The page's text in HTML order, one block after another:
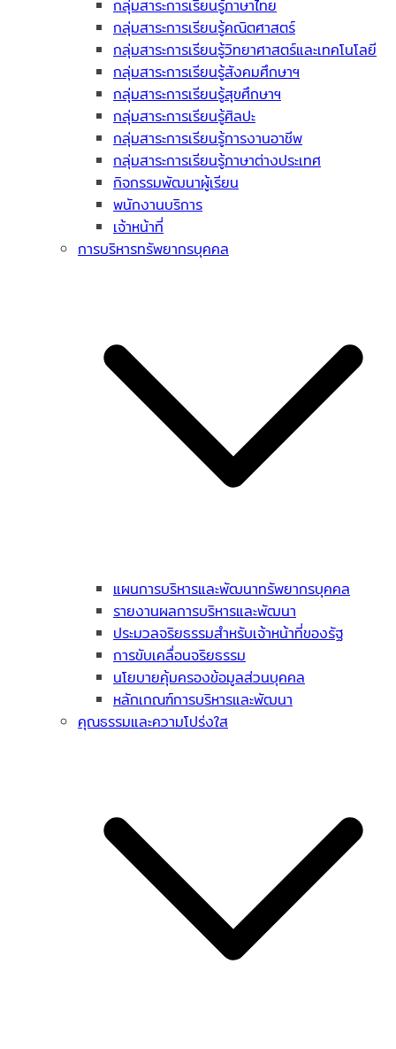
กลุ่มสาระการเรียนรู้ภาษาไทย
กลุ่มสาระการเรียนรู้คณิตศาสตร์
กลุ่มสาระการเรียนรู้วิทยาศาสตร์และเทคโนโลยี
กลุ่มสาระการเรียนรู้สังคมศึกษาฯ
กลุ่มสาระการเรียนรู้สุขศึกษาฯ
กลุ่มสาระการเรียนรู้ศิลปะ
กลุ่มสาระการเรียนรู้การงานอาชีพ
กลุ่มสาระการเรียนรู้ภาษาต่างประเทศ
กิจกรรมพัฒนาผู้เรียน
พนักงานบริการ
เจ้าหน้าที่
การบริหารทรัพยากรบุคคล
แผนการบริหารและพัฒนาทรัพยากรบุคคล
รายงานผลการบริหารและพัฒนา
ประมวลจริยธรรมสำหรับเจ้าหน้าที่ของรัฐ
การขับเคลื่อนจริยธรรม
นโยบายคุ้มครองข้อมูลส่วนบุคคล
หลักเกณฑ์การบริหารและพัฒนา
คุณธรรมและความโปร่งใส